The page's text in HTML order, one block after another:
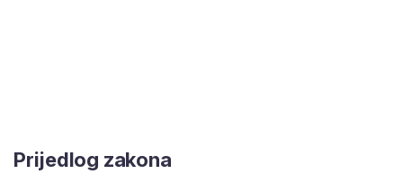
Prijedlog zakona